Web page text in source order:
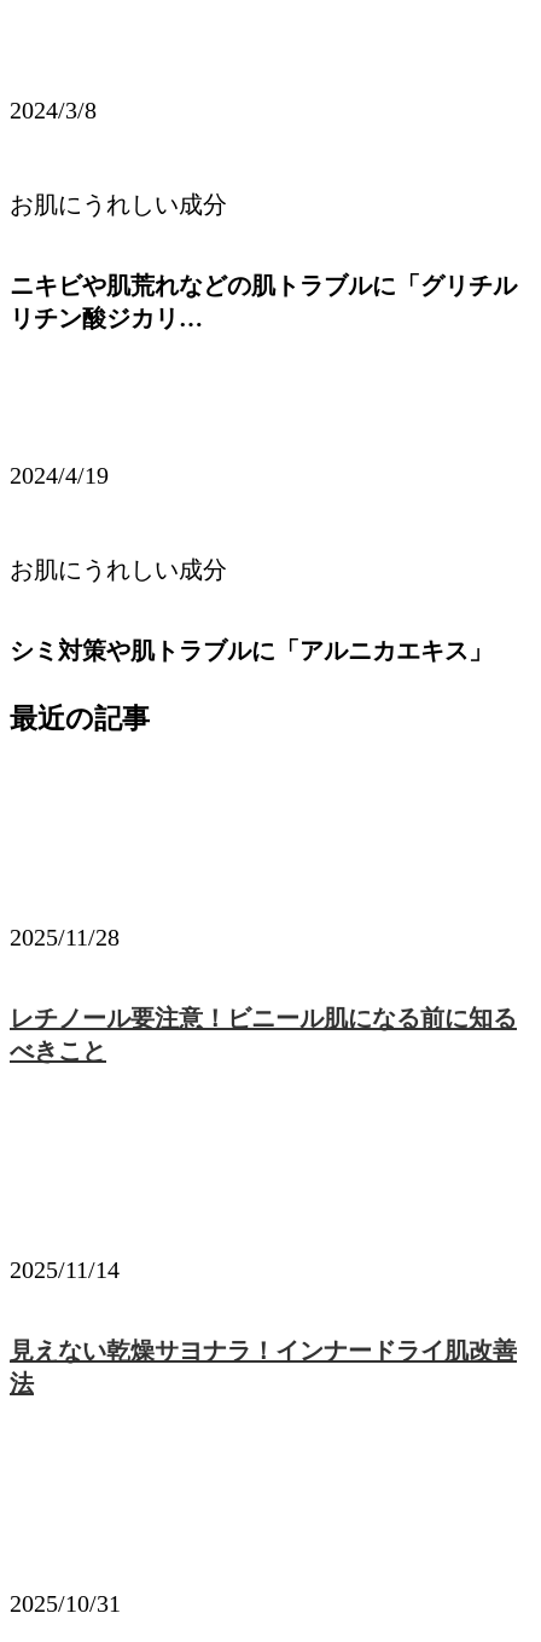
2024/3/8
お肌にうれしい成分
ニキビや肌荒れなどの肌トラブルに「グリチル
リチン酸ジカリ…
2024/4/19
お肌にうれしい成分
シミ対策や肌トラブルに「アルニカエキス」
最近の記事
2025/11/28
レチノール要注意！ビニール肌になる前に知る
べきこと
2025/11/14
見えない乾燥サヨナラ！インナードライ肌改善
法
2025/10/31